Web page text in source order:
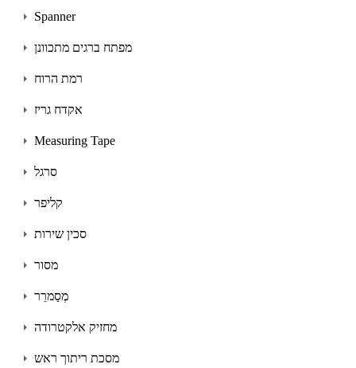
Spanner
מפתח ברגים מתכוונן
רמת הרוח
אקדח גריז
Measuring Tape
סרגל
קליפר
סכין שירות
מסור
מְסַמרֵר
מחזיק אלקטרודה
מסכת ריתוך ראש